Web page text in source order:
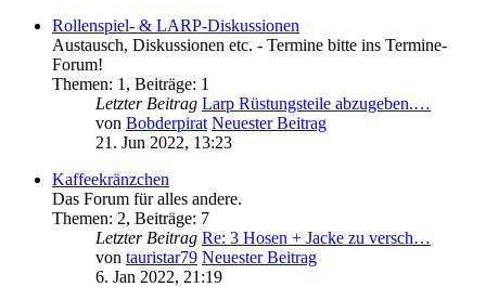
Rollenspiel- & LARP-Diskussionen
Austausch, Diskussionen etc. - Termine bitte ins Termine-
Forum!
Themen: 1 , Beiträge: 1
Letzter Beitrag Larp Rüstungsteile abzugeben.…
von Bobderpirat Neuester Beitrag
21. Jun 2022, 13:23
Kaffeekränzchen
Das Forum für alles andere.
Themen: 2, Beiträge: 7
Letzter Beitrag Re: 3 Hosen + Jacke zu versch…
von tauristar79 Neuester Beitrag
6. Jan 2022, 21:19